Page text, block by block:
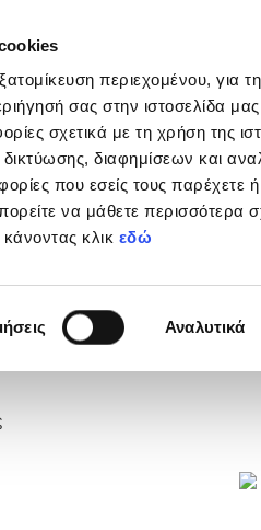
περιεχομένου, για
σας στην ιστοσελίδα
σχετικά με τη χρήση της
διαφημίσεων και
που εσείς τους παρέχετε
να μάθετε περισσότερα
κλικ εδώ
Αναλυτικά
(L.F.A) U14